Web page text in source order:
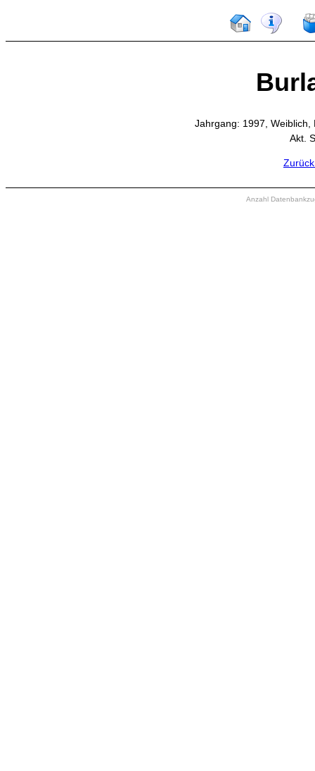
Jahrgang: 1997, Weiblich,
Akt.
Anzahl